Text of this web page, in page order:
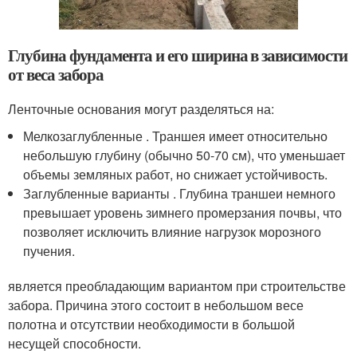
Глубина фундамента и его ширина в зависимости
от веса забора
Ленточные основания могут разделяться на:
Мелкозаглубленные . Траншея имеет относительно
небольшую глубину (обычно 50-70 см), что уменьшает
объемы земляных работ, но снижает устойчивость.
Заглубленные варианты . Глубина траншеи немного
превышает уровень зимнего промерзания почвы, что
позволяет исключить влияние нагрузок морозного
пучения.
является преобладающим вариантом при строительстве
забора. Причина этого состоит в небольшом весе
полотна и отсутствии необходимости в большой
несущей способности.